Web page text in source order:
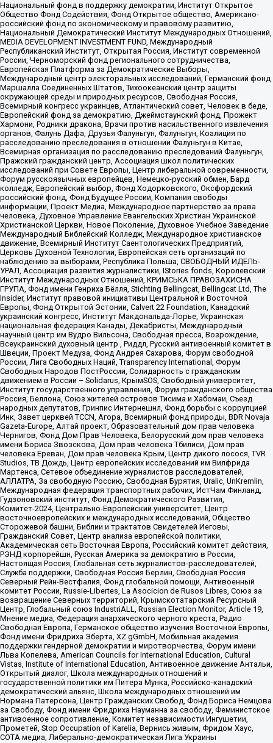
Национальный фонд в поддержку демократии, Институт Открытое
Общество Фонд Содействия, Фонд Открытое общество, Американо-
российский фонд по экономическому и правовому развитию,
Национальный Демократический Институт Международных Отношений,
MEDIA DEVELOPMENT INVESTMENT FUND, Международный
Республиканский Институт, Открытая Россия, Институт современной
России, Черноморский фонд регионального сотрудничества,
Европейская Платформа за Демократические Выборы,
Международный центр электоральных исследований, Германский фонд
Маршалла Соединенных Штатов, Тихоокеанский центр защиты
окружающей среды и природных ресурсов, Свободная Россия,
Всемирный конгресс украинцев, Атлантический совет, Человек в беде,
Европейский фонд за демократию, Джеймстаунский фонд, Прожект
Хармони, Родники дракона, Врачи против насильственного извлечения
органов, Фалунь Дафа, Друзья Фалуньгун, Фалуньгун, Коалиция по
расследованию преследования в отношении Фалуньгун в Китае,
Всемирная организация по расследованию преследований Фалуньгун,
Пражский гражданский центр, Ассоциация школ политических
исследований при Совете Европы, Центр либеральной современности,
Форум русскоязычных европейцев, Немецко-русский обмен, Бард
колледж, Европейский выбор, Фонд Ходорковского, Оксфордский
российский фонд, Фонд Будущее России, Компания свободы
информации, Проект Медиа, Международное партнерство за права
человека, Духовное Управление Евангельских Христиан Украинской
Христианской Церкви, Новое Поколение, Духовное Учебное Заведение
Международный Библейский Колледж, Международное христианское
движение, Всемирный Институт Саентологических Предприятий,
Церковь Духовной Технологии, Европейская сеть организаций по
наблюдению за выборами, Республика Польша, СВОБОДНЫЙ ИДЕЛЬ-
УРАЛ, Ассоциация развития журналистики, IStories fonds, Королевский
Институт Международных Отношений, КРИМСЬКА ПРАВОЗАХИСНА
ГРУПА, Фонд имени Генриха Бёлля, Stichting Bellingcat, Bellingcat Ltd, The
Insider, Институт правовой инициативы Центральной и Восточной
Европы, Фонд Открытой Эстонии, Calvert 22 Foundation, Канадский
украинский конгресс, Институт Макдональда-Лорье, Украинская
национальная федерация Канады, Декабристы, Международный
научный центр им Вудро Вильсона, Свободная пресса, Возрождение,
Всеукраинский духовный центр , Риддл, Русский антивоенный комитет в
Швеции, Проект Медуза, Фонд Андрея Сахарова, Форум свободной
России, Лига Свободных Наций, Transparеncy International, Форум
Свободных Народов ПостРоссии, Солидарность с гражданским
движением в России – Solidarus, КрымSOS, Свободный университет,
Институт государственного управления, Форум гражданского общества
Россия, Беллона, Союз жителей островов Тисима и Хабомаи, Съезд
народных депутатов, Гринпис Интернешнл, Фонд борьбы с коррупцией
Инк, Завет церквей TCCN, Агора, Всемирный фонд природы, BDR Novaja
Gazeta-Europe, Алтай проект, Образовательный дом прав человека
Чернигов, Фонд Дом Прав Человека, Белорусский дом прав человека
имени Бориса Звозскова, Дом прав человека Тбилиси, Дом прав
человека Ереван, Дом прав человека Крым, Центр дикого лосося, TVR
Studios, ТВ Дождь, Центр европейских исследований им Вилфрида
Мартенса, Сетевое объединение журналистов расследователей,
АЛЛАТРА, За свободную Россию, Свободная Бурятия, Uralic, UnKremlin,
Международная федерация транспортных рабочих, ИстЧам Финланд,
Гудзоновский институт, Фонд Демократического Развития,
Комитет-2024, Центрально-Европейский университет, Центр
восточноевропейских и международных исследований, Общество
Сторожевой башни, Библии и трактатов Свидетелей Иеговы,
Гражданский Совет, Центр анализа европейской политики,
Академическая сеть Восточная Европа, Российский комитет действия,
РЭНД корпорейшн, Русская Америка за демократию в России,
Настоящая Россия, Глобальная сеть журналистов-расследователей,
Служба поддержки, Свободная Россия Берлин, Свободная Россия
Северный Рейн-Вестфалия, Фонд глобальной помощи, Антивоенный
комитет России, Russie-Libertes, La Asocicion de Rusos Libres, Союз за
возвращение Северных территорий, Крымскотатарский Ресурсный
Центр, Глобальный союз IndustriALL, Russian Election Monitor, Article 19,
Мнение медиа, Федерация анархического черного креста, Радио
Свободная Европа, Германское общество изучения Восточной Европы,
Фонд имени Фридриха Эберта, XZ gGmbH, Мобильная академия
поддержки гендерной демократии и миротворчества, Форум имени
Льва Копелева, American Councils for International Education, Cultural
Vistas, Institute of International Education, Антивоенное движение Антальи,
Открытый диалог, Школа международных отношений и
государственной политики им Питера Мунка, Российско-канадский
демократический альянс, Школа международных отношений им
Нормана Патерсона, Центр Гражданских Свобод, Фонд Бориса Немцова
за Свободу, Фонд имени Фридриха Науманна за свободу, Феминистское
антивоенное сопротивление, Комитет независимости Ингушетии,
Прометей, Stop Occupation of Karelia, Вернись живым, Фридом Хаус,
СОТА медиа, Либерально-демократическая Лига Украины